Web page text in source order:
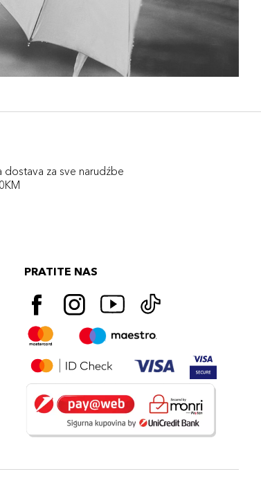
dostava za sve narudźbe
PRATITE NAS